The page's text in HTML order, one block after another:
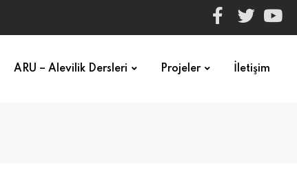
ARU – Alevilik Dersleri Projeler İletişim